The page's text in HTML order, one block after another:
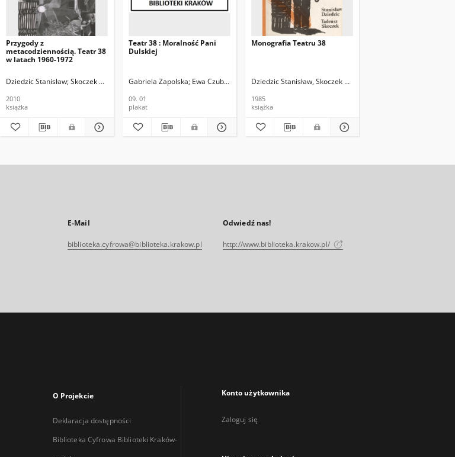
Przygody z
metacodziennością. Teatr 38
w latach 1960-1972
Dziedzic Stanisław; Skoczek Tadeusz
2010
książka
Teatr 38 : Moralność Pani
Dulskiej
Gabriela Zapolska Ewa Czuba, Helmut Kajzar
09. 01
plakat
Monografia Teatru 38
Dziedzic Stanisław, Skoczek Tadeusz
1985
książka
E-Mail
biblioteka.cyfrowa@biblioteka.krakow.pl
Odwiedź nas!
http://www.biblioteka.krakow.pl/
O Projekcie
Deklaracja dostępności
Biblioteka Cyfrowa Biblioteki Kraków-
Konto użytkownika
Zaloguj się